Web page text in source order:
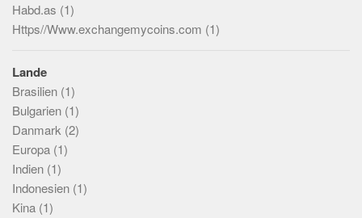
Habd.as (1)
Https//Www.exchangemycoins.com (1)
Lande
Brasilien (1)
Bulgarien (1)
Danmark (2)
Europa (1)
Indien (1)
Indonesien (1)
Kina (1)